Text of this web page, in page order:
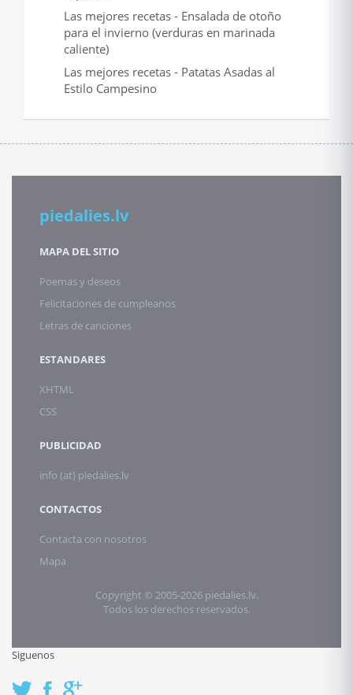
Las mejores recetas - Ensalada de otoño
para el invierno (verduras en marinada
caliente)
Las mejores recetas - Patatas Asadas al
Estilo Campesino
piedalies.lv
MAPA DEL SITIO
Poemas y deseos
Felicitaciones de cumpleanos
Letras de canciones
ESTANDARES
XHTML
CSS
PUBLICIDAD
info (at) piedalies.lv
CONTACTOS
Contacta con nosotros
Mapa
Copyright © 2005-2026 piedalies.lv.
Todos los derechos reservados.
Siguenos